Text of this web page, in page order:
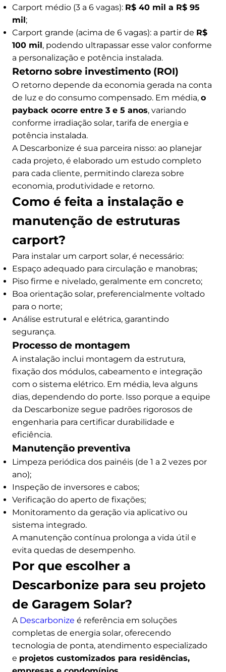
Carport médio (3 a 6 vagas): R$ 40 mil a R$ 95
mil;
Carport grande (acima de 6 vagas): a partir de R$
100 mil, podendo ultrapassar esse valor conforme
a personalização e potência instalada.
Retorno sobre investimento (ROI)
O retorno depende da economia gerada na conta
de luz e do consumo compensado. Em média, o
payback ocorre entre 3 e 5 anos, variando
conforme irradiação solar, tarifa de energia e
potência instalada.
A Descarbonize é sua parceira nisso: ao planejar
cada projeto, é elaborado um estudo completo
para cada cliente, permitindo clareza sobre
economia, produtividade e retorno.
Como é feita a instalação e
manutenção de estruturas
carport?
Para instalar um carport solar, é necessário:
Espaço adequado para circulação e manobras;
Piso firme e nivelado, geralmente em concreto;
Boa orientação solar, preferencialmente voltado
para o norte;
Análise estrutural e elétrica, garantindo
segurança.
Processo de montagem
A instalação inclui montagem da estrutura,
fixação dos módulos, cabeamento e integração
com o sistema elétrico. Em média, leva alguns
dias, dependendo do porte. Isso porque a equipe
da Descarbonize segue padrões rigorosos de
engenharia para certificar durabilidade e
eficiência.
Manutenção preventiva
Limpeza periódica dos painéis (de 1 a 2 vezes por
ano);
Inspeção de inversores e cabos;
Verificação do aperto de fixações;
Monitoramento da geração via aplicativo ou
sistema integrado.
A manutenção contínua prolonga a vida útil e
evita quedas de desempenho.
Por que escolher a
Descarbonize para seu projeto
de Garagem Solar?
A Descarbonize é referência em soluções
completas de energia solar, oferecendo
tecnologia de ponta, atendimento especializado
e projetos customizados para residências,